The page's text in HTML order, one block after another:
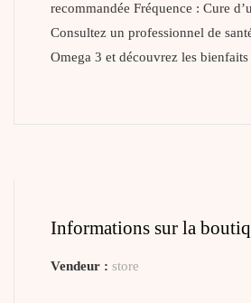
recommandée Fréquence : Cure
Consultez un professionnel de
Omega 3 et découvrez les
Informations sur la
Vendeur : store